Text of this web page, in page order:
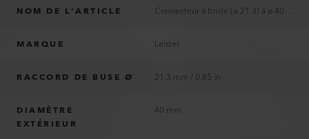
NOM DE L’ARTICLE
MARQUE Leister
RACCORD DE BUSE Ø 21.3 mm / 0.85 in
DIAMÈTRE
EXTÉRIEUR
40 mm